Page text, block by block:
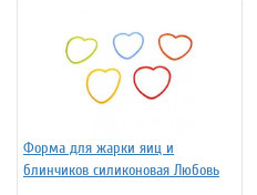
Форма для жарки яиц и
блинчиков силиконовая Любовь